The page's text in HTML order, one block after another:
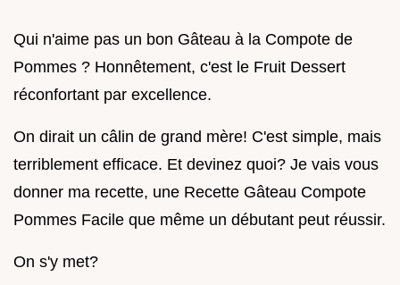
Qui n'aime pas un bon Gâteau à la Compote de
Pommes ? Honnêtement, c'est le Fruit Dessert
réconfortant par excellence.
On dirait un câlin de grand mère! C'est simple, mais
terriblement efficace. Et devinez quoi? Je vais vous
donner ma recette, une Recette Gâteau Compote
Pommes Facile que même un débutant peut réussir.
On s'y met?